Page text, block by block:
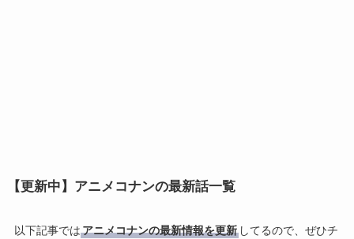
【更新中】アニメコナンの最新話一覧
以下記事ではアニメコナンの最新情報を更新してるので、ぜひチ